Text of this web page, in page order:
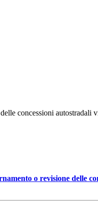
concessioni autostradali
o revisione delle